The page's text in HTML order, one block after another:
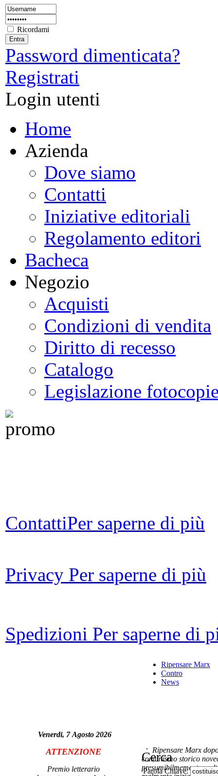
Ricordami
Password dimenticata?
Registrati
Login utenti
Home
Azienda
Dove siamo
Contatti
Iniziative editoriali
Regolamento editori
Bacheca
Negozio
Acquisti
Condizioni di vendita
Diritto di recesso
Catalogo
Legislazione
ContattiPer saperne di più
Privacy Per saperne di più
Spedizioni Per saperne di
Venerdi, 7 Agosto 2026
ATTENZIONE
Premio letterario
Ripensare Marx
Contro
News
Ripensare Marx
comunismo storico
presumibilmemente
Cerca
Parola Chiave: